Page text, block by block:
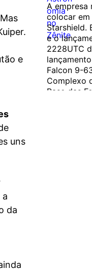
e
uns
a
da
A empresa
colocar
Starshield.
e o
2228UTC
Falcon 9-
Complexo
Base das